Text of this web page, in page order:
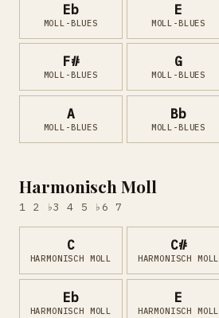
Eb
MOLL-BLUES
E
MOLL-BLUES
F#
MOLL-BLUES
G
MOLL-BLUES
A
MOLL-BLUES
Bb
MOLL-BLUES
Harmonisch Moll
1 2 ♭3 4 5 ♭6 7
C
HARMONISCH MOLL
C#
HARMONISCH MOLL
Eb
HARMONISCH MOLL
E
HARMONISCH MOLL